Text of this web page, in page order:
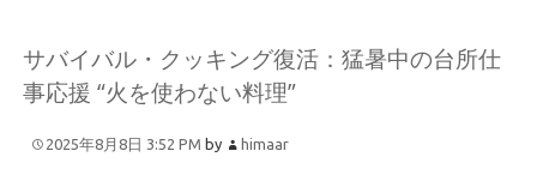
サバイバル・クッキング復活：猛暑中の台所仕
事応援 “火を使わない料理”
2025年8月8日 3:52 PM by himaar